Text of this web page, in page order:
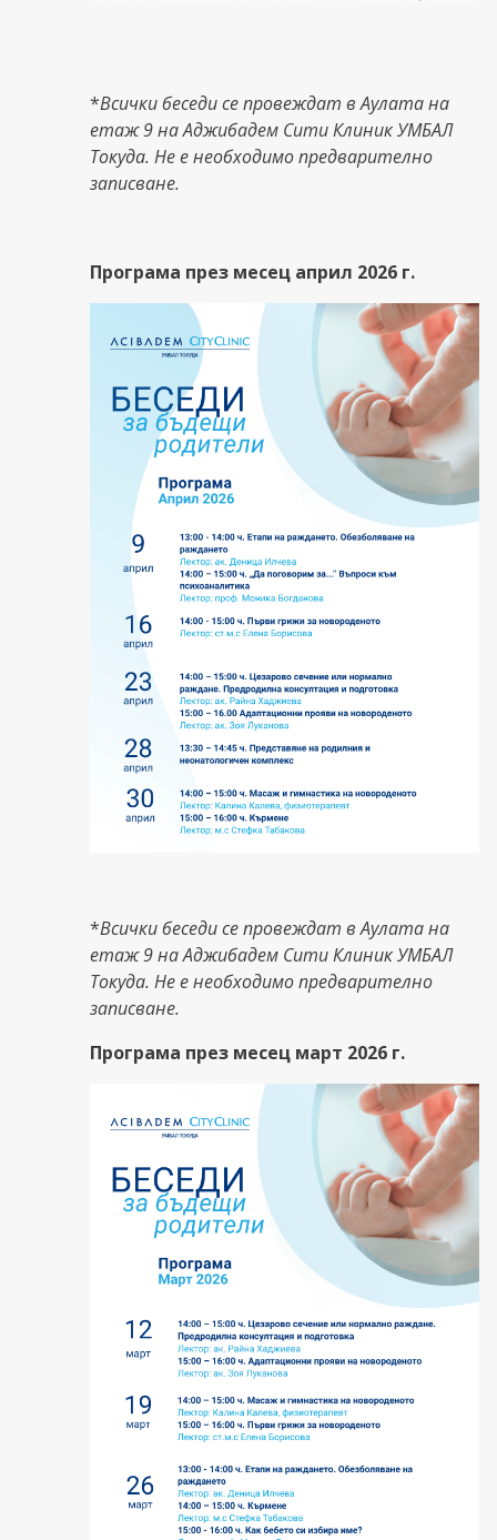
*Всички беседи се провеждат в Аулата на
етаж 9 на Аджибадем Сити Клиник УМБАЛ
Токуда. Не е необходимо предварително
записване.
Програма през месец април 2026 г.
*Всички беседи се провеждат в Аулата на
етаж 9 на Аджибадем Сити Клиник УМБАЛ
Токуда. Не е необходимо предварително
записване.
Програма през месец март 2026 г.